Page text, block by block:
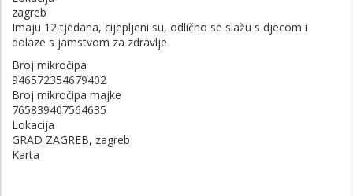
zagreb
Imaju 12 tjedana, cijepljeni su, odlično se slažu s djecom i
dolaze s jamstvom za zdravlje
Broj mikročipa
946572354679402
Broj mikročipa majke
765839407564635
Lokacija
GRAD ZAGREB, zagreb
Karta